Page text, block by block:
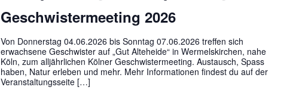
Geschwistermeeting 2026
Von Donnerstag 04.06.2026 bis Sonntag 07.06.2026 treffen sich
erwachsene Geschwister auf „Gut Alteheide“ in Wermelskirchen, nahe
Köln, zum alljährlichen Kölner Geschwistermeeting. Austausch, Spass
haben, Natur erleben und mehr. Mehr Informationen findest du auf der
Veranstaltungsseite […]